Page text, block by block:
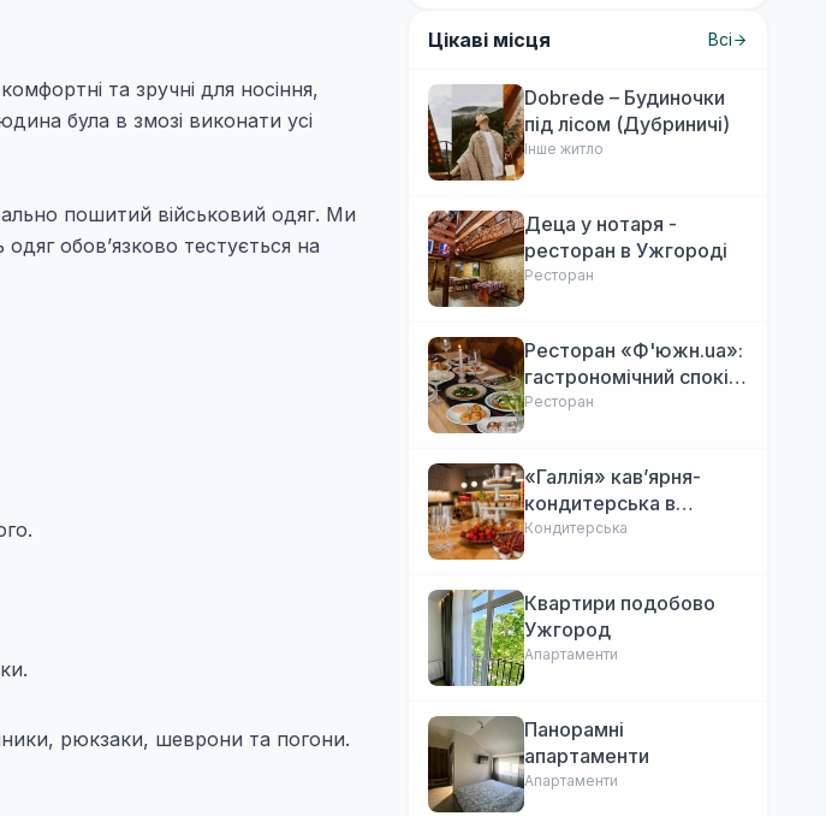
та зручні для носіння,
була в змозі виконати усі
пошитий військовий одяг. Ми
обов’язково тестується на
рюкзаки, шеврони та погони.
Цікаві місця Всі
Dobrede – Будиночки
під лісом (Дубриничі)
Інше житло
Деца у нотаря -
ресторан в Ужгороді
Ресторан
Ресторан «Ф'южн.ua»:
гастрономічний спокій
Ужгорода. Авторська
Ресторан
«Галлія» кав’ярня-
кондитерська в
Ужгороді
Кондитерська
Квартири подобово
Ужгород
Апартаменти
Панорамні
апартаменти
Апартаменти